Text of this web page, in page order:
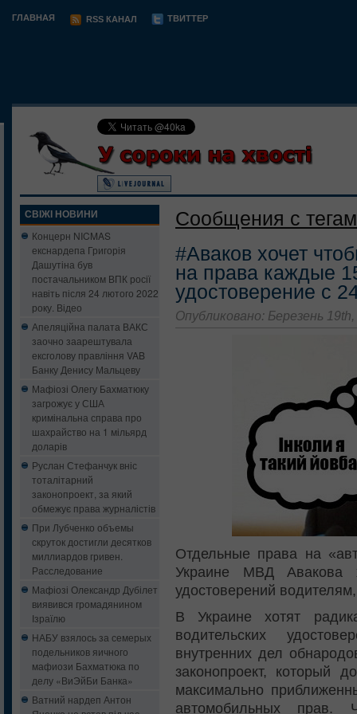
ГЛАВНАЯ RSS КАНАЛ ТВИТТЕР
СВІЖІ НОВИНИ
Концерн NICMAS
екснардепа Григорія
Дашутіна був
постачальником ВПК росії
навіть після 24 лютого 2022
року. Відео
Апеляційна палата ВАКС
заочно заарештувала
ексголову правління VAB
Банку Денису Мальцеву
Мафіозі Олегу Бахматюку
загрожує у США
кримінальна справа про
шахрайство на 1 мільярд
доларів
Руслан Стефанчук вніс
тоталітарний
законопроект, за який
обмежує права журналістів
При Лубченко объемы
скруток достигли десятков
миллиардов гривен.
Расследование
Мафіозі Олександр Дубілет
виявився громадянином
Ізраїлю
НАБУ взялось за семерых
подельников яичного
мафиози Бахматюка по
делу «ВиЭйБи Банка»
Ватний нардеп Антон
Сообщения с
#Аваков хочет
на права каждые
удостоверение с
Опубликовано: Березень
Отдельные права на
Украине МВД Авакова
удостоверений
В Украине хотят
водительских
внутренних дел
законопроект, который
максимально
автомобильных прав.